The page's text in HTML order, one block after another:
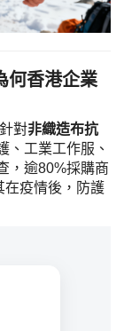
何香港企業
對​​非織造布抗
、工業工作服、
，逾80%採購商
在疫情後，防護